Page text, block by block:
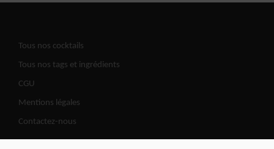
Tous nos cocktails
Tous nos tags et ingrédients
CGU
Mentions légales
Contactez-nous